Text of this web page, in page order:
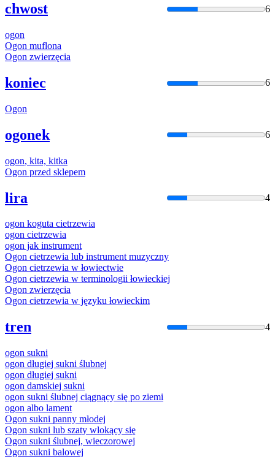
chwost 6
ogon
Ogon muflona
Ogon zwierzęcia
koniec 6
Ogon
ogonek 6
ogon, kita, kitka
Ogon przed sklepem
lira 4
ogon koguta cietrzewia
ogon cietrzewia
ogon jak instrument
Ogon cietrzewia lub instrument muzyczny
Ogon cietrzewia w łowiectwie
Ogon cietrzewia w terminologii łowieckiej
Ogon zwierzęcia
Ogon cietrzewia w języku łowieckim
tren 4
ogon sukni
ogon długiej sukni ślubnej
ogon długiej sukni
ogon damskiej sukni
ogon sukni ślubnej ciągnący się po ziemi
ogon albo lament
Ogon sukni panny młodej
Ogon sukni lub szaty wlokący się
Ogon sukni ślubnej, wieczorowej
Ogon sukni balowej